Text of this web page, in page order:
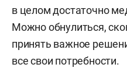
в целом достаточно
Можно обнулиться,
принять важное
все свои потребности.